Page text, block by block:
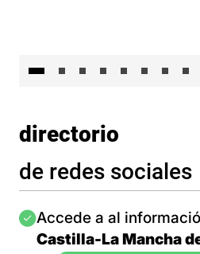
directorio
de redes sociales
Imagen
Accede a al
Castilla-La Mancha